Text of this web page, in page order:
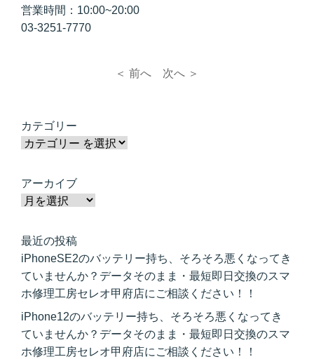
営業時間：10:00~20:00
03-3251-7770
＜ 前へ 次へ ＞
カテゴリー
アーカイブ
最近の投稿
iPhoneSE2のバッテリー持ち、そろそろ悪くなってき
ていませんか？データそのまま・最短即日交換のスマ
ホ修理工房セレオ甲府店にご相談ください！！
iPhone12のバッテリー持ち、そろそろ悪くなってき
ていませんか？データそのまま・最短即日交換のスマ
ホ修理工房セレオ甲府店にご相談ください！！